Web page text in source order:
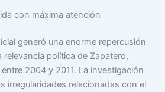
con máxima atención
generó una enorme repercusión
relevancia política de Zapatero,
2004 y 2011. La investigación
irregularidades relacionadas con el